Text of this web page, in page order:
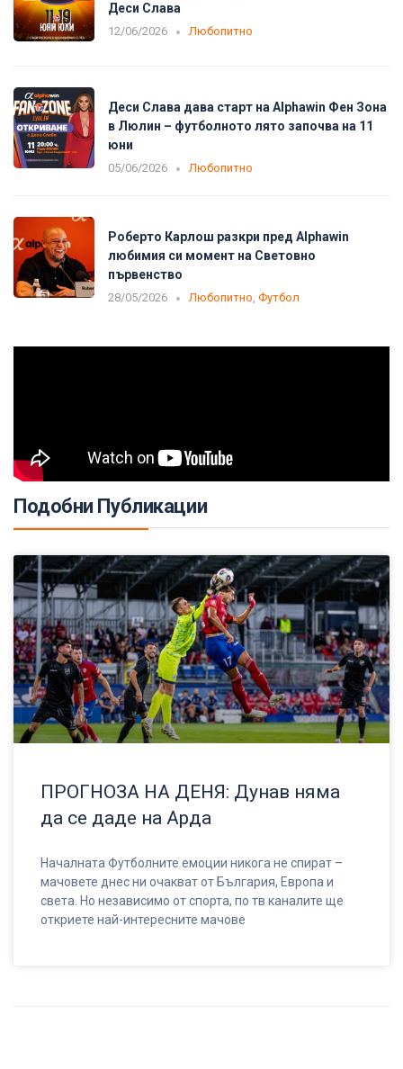
Деси Слава
12/06/2026 Любопитно
Деси Слава дава старт на Alphawin Фен Зона
в Люлин – футболното лято започва на 11
юни
05/06/2026 Любопитно
Роберто Карлош разкри пред Alphawin
любимия си момент на Световно
първенство
28/05/2026 Любопитно Футбол
Подобни Публикации
ПРОГНОЗА НА ДЕНЯ: Дунав няма
да се даде на Арда
Началната Футболните емоции никога не спират –
мачовете днес ни очакват от България, Европа и
света. Но независимо от спорта, по тв каналите ще
откриете най-интересните мачове